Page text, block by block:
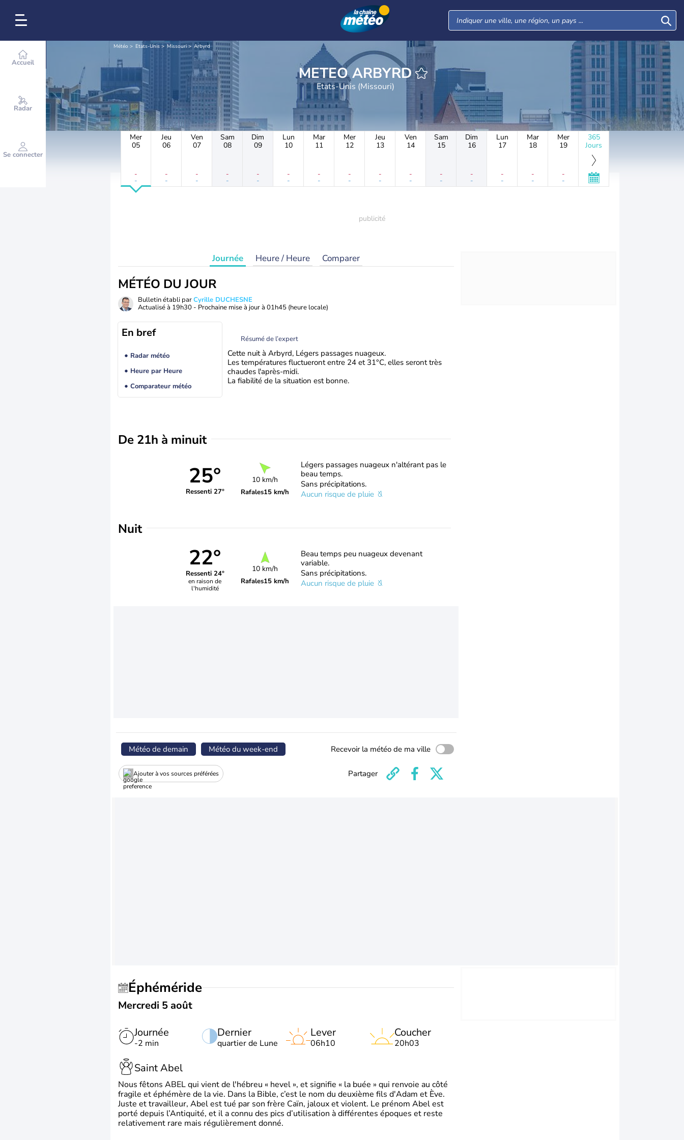
Accueil
Radar
Se connecter
Météo Etats-Unis Missouri Arbyrd
METEO ARBYRD
Etats-Unis (Missouri)
Mer
05
-
-
Jeu
06
-
-
Ven
07
-
-
Sam
08
-
-
Dim
09
-
-
Lun
10
-
-
Mar
11
-
-
Mer
12
-
-
Jeu
13
-
-
Ven
14
-
-
Sam
15
-
-
Dim
16
-
-
Lun
17
-
-
Mar
18
-
-
Mer
19
-
-
365
Jours
Journée Heure / Heure Comparer
MÉTÉO DU JOUR
Bulletin établi parCyrille DUCHESNE
Actualisé à 19h30 - Prochaine mise à jour à 01h45 (heure locale)
En bref
Radar météo
Heure par Heure
Comparateur météo
Résumé de l’expert
Cette nuit à Arbyrd, Légers passages nuageux.
Les températures fluctueront entre 24 et 31°C, elles seront très
chaudes l'après-midi.
La fiabilité de la situation est bonne.
De 21h à minuit
25°
Ressenti 27°
10 km/h
Rafales15 km/h
Légers passages nuageux n'altérant pas le
beau temps.
Sans précipitations.
Aucun risque de pluie
Nuit
22°
Ressenti 24°
en raison de
l'humidité
10 km/h
Rafales15 km/h
Beau temps peu nuageux devenant
variable.
Sans précipitations.
Aucun risque de pluie
Météo de demain Météo du week-end Recevoir la météo de ma ville
Ajouter à vos sources préférées Partager
Éphéméride
Mercredi 5 août
Journée
-2 min
Dernier
quartier de Lune
Lever
06h10
Coucher
20h03
Saint Abel
Nous fêtons ABEL qui vient de l'hébreu « hevel », et signifie « la buée » qui renvoie au côté
fragile et éphémère de la vie. Dans la Bible, c’est le nom du deuxième fils d'Adam et Ève.
Juste et travailleur, Abel est tué par son frère Caïn, jaloux et violent. Le prénom Abel est
porté depuis l’Antiquité, et il a connu des pics d’utilisation à différentes époques et reste
relativement rare mais régulièrement donné.